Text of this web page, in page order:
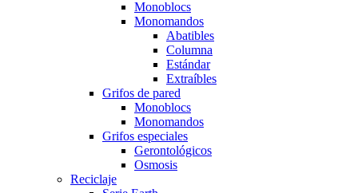
Monoblocs
Monomandos
Abatibles
Columna
Estándar
Extraíbles
Grifos de pared
Monoblocs
Monomandos
Grifos especiales
Gerontológicos
Osmosis
Reciclaje